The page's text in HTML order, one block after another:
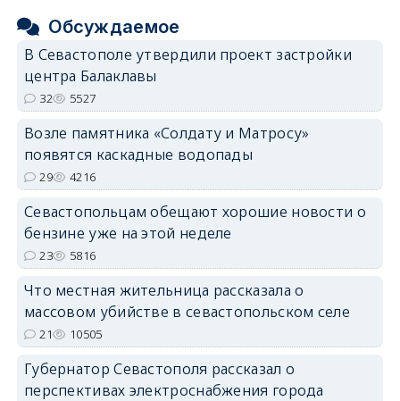
Обсуждаемое
В Севастополе утвердили проект застройки
центра Балаклавы
32 5527
Возле памятника «Солдату и Матросу»
появятся каскадные водопады
29 4216
Севастопольцам обещают хорошие новости о
бензине уже на этой неделе
23 5816
Что местная жительница рассказала о
массовом убийстве в севастопольском селе
21 10505
Губернатор Севастополя рассказал о
перспективах электроснабжения города